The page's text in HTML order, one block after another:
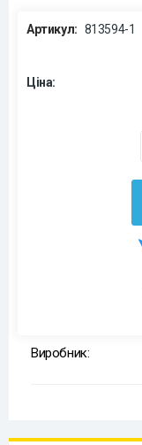
Артикул: 813594-1
Ціна:
Виробник: